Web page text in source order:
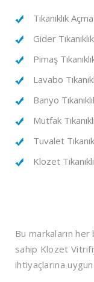
Tıkanıklık Açma
Gider
Pimaş
Lavabo
Banyo
Mutfak
Tuvalet
Klozet
Bu markaların
sahip Klozet
ihtiyaçlarına